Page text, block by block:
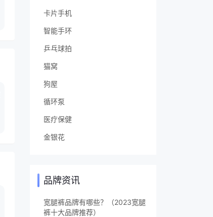
卡片手机
智能手环
乒乓球拍
猫窝
狗屋
循环泵
医疗保健
金银花
品牌资讯
宽腿裤品牌有哪些？（2023宽腿
裤十大品牌推荐）